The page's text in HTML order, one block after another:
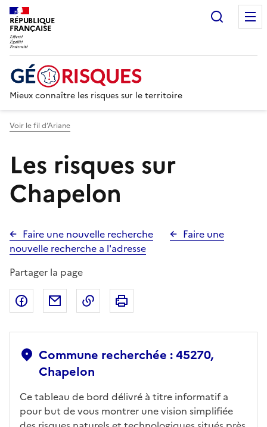
RÉPUBLIQUE
FRANÇAISE
Mieux connaître les risques sur le territoire
Voir le fil d’Ariane
Les risques sur
Chapelon
Faire une nouvelle recherche
Faire une
nouvelle recherche a l'adresse
Partager la page
Partager sur Facebook
Partager par emailCopier dans le presse-papier
Commune recherchée : 45270,
Chapelon
Ce tableau de bord délivré à titre informatif a
pour but de vous montrer une vision simplifiée